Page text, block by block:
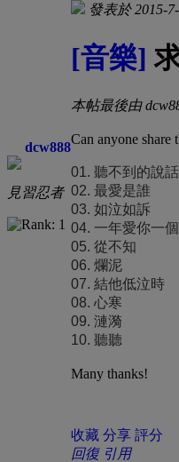
dcw888
見習忍者
發表於 2015-
[音樂]
本帖最後由
Can anyone share
01. 聽不到的說話
02. 最愛是誰
03. 如泣如訴
04. 一年愛你一個
05. 從不知
06. 爛泥
07. 結他低泣時
08. 心寒
09. 漣漪
10. 聽聽
Many thanks!
收藏 分享 評分
回復 引用